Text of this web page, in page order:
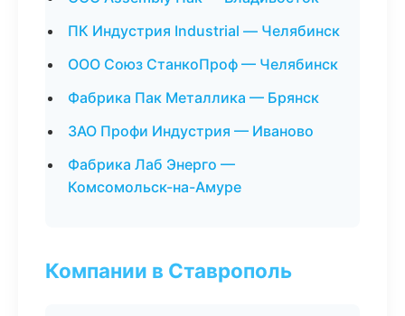
ПК Индустрия Industrial — Челябинск
ООО Союз СтанкоПроф — Челябинск
Фабрика Пак Металлика — Брянск
ЗАО Профи Индустрия — Иваново
Фабрика Лаб Энерго —
Комсомольск-на-Амуре
Компании в Ставрополь